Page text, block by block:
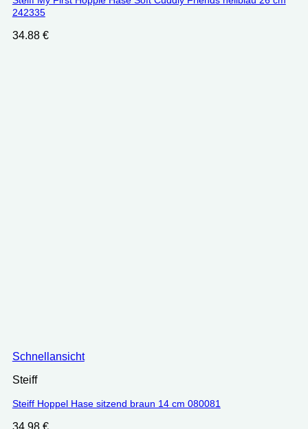
242335
34.88 €
Schnellansicht
Steiff
Steiff Hoppel Hase sitzend braun 14 cm 080081
34.98 €